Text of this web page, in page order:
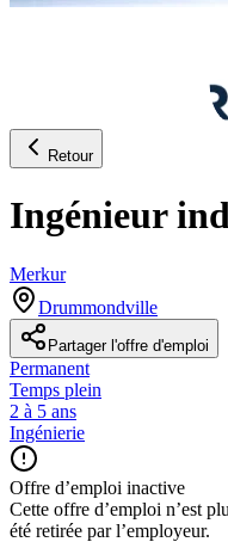
Retour
Ingénieur
Merkur
Drummondville
Partager l'offre d'emploi
Permanent
Temps plein
2 à 5 ans
Ingénierie
Offre d’emploi inactive
Cette offre d’emploi n’est
été retirée par l’employeur.